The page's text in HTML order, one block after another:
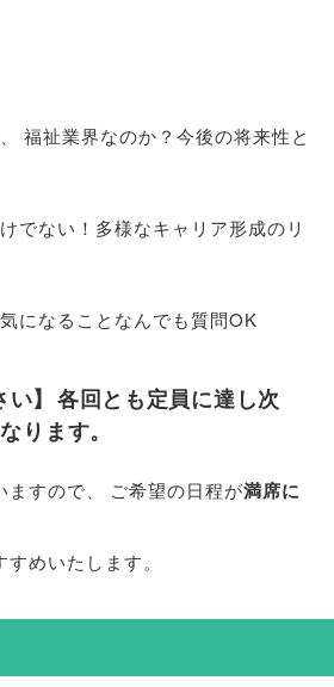
福祉業界なのか？今後の将来性と
でない！多様なキャリア形成のリ
気になることなんでも質問OK
い】 各回とも定員に達し次
ります。
ますので ご希望の日程が満席に
すめいたします。